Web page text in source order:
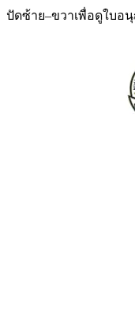
ปัดซ้าย–ขวาเพื่อดูใบอนุ